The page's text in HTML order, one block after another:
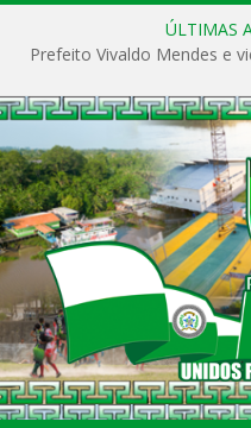
ÚLTIMAS